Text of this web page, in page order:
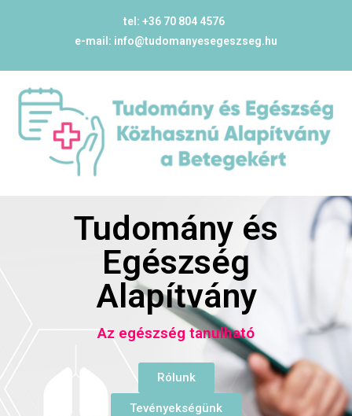
tel: +36 70 804 4576
e-mail: info@tudomanyesegeszseg.hu
Tudomány és
Egészség
Alapítvány
Az egészség tanulható
Rólunk
Tevényekségünk